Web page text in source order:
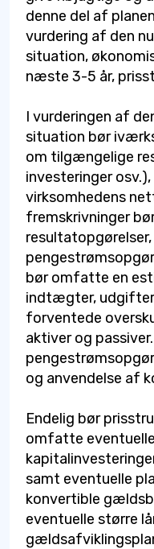
denne del af
vurdering af den
situation,
næste 3-5 år,
I vurderingen af
situation bør
om tilgængelige
investeringer
virksomhedens
fremskrivninger
bør omfatte en
indtægter,
forventede
aktiver og
og anvendelse af
Endelig bør
omfatte
samt eventuelle
konvertible
eventuelle større